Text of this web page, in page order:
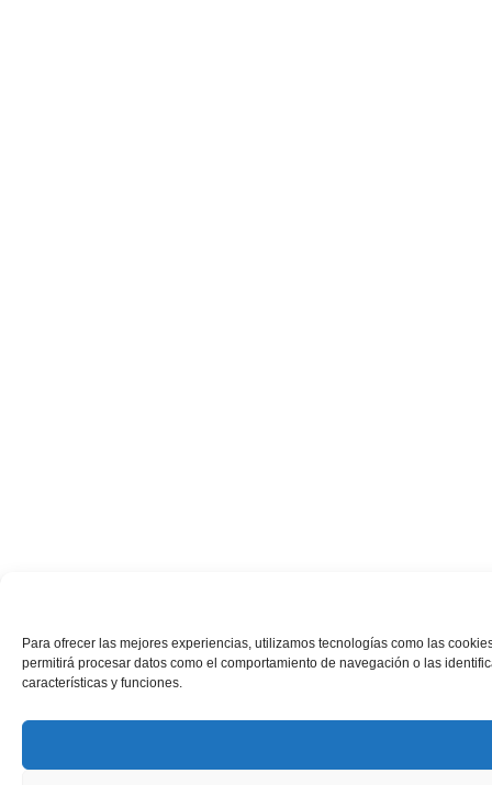
Para ofrecer las mejores experiencias, utilizamos tecnologías como las
permitirá procesar datos como el comportamiento de navegación o las
características y funciones.